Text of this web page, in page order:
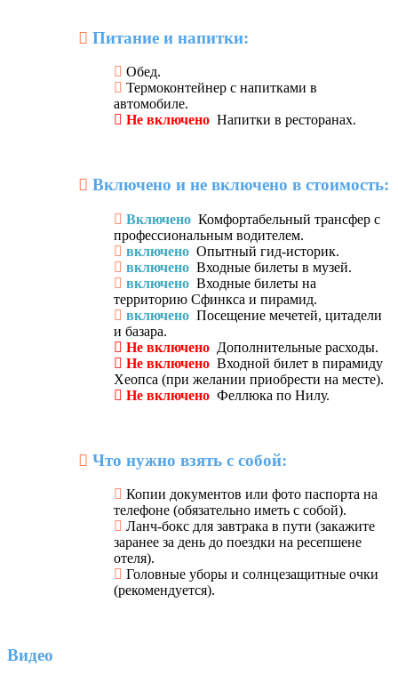
Питание и напитки:
Обед.
Термоконтейнер с напитками в
автомобиле.
Не включено Напитки в ресторанах.
Включено и не включено в стоимость:
Включено Комфортабельный трансфер с
профессиональным водителем.
включено Опытный гид-историк.
включено Входные билеты в музей.
включено Входные билеты на
территорию Сфинкса и пирамид.
включено Посещение мечетей, цитадели
и базара.
Не включено Дополнительные расходы.
Не включено Входной билет в пирамиду
Хеопса (при желании приобрести на месте).
Не включено Феллюка по Нилу.
Что нужно взять с собой:
Копии документов или фото паспорта на
телефоне (обязательно иметь с собой).
Ланч-бокс для завтрака в пути (закажите
заранее за день до поездки на ресепшене
отеля).
Головные уборы и солнцезащитные очки
(рекомендуется).
Видео